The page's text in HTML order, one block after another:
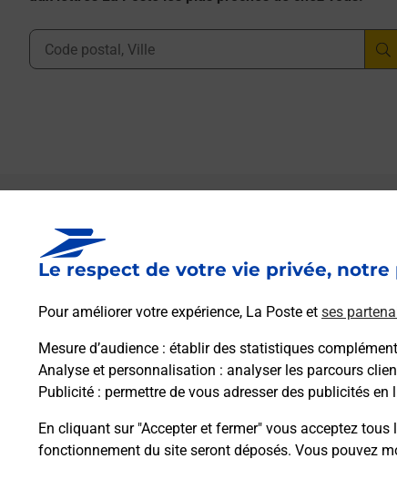
Le respect de votre vie privée,
Pour améliorer votre expérience, La Poste et ses
Mesure d’audience : établir des statistiques
Analyse et personnalisation : analyser les parcours
Publicité : permettre de vous adresser des publicités en
En cliquant sur "Accepter et fermer" vous acceptez
fonctionnement du site seront déposés. Vous pouvez
Ville, Département, Code Postal
Boîte aux Lettres La Poste
Prochaine collecte du courrier samedi à
31350 Sarremezan
Itinéraire